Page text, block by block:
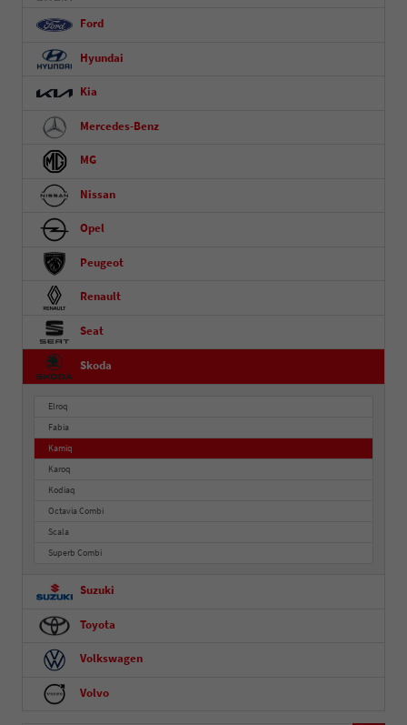
Ford
Hyundai
Kia
Mercedes-Benz
MG
Nissan
Opel
Peugeot
Renault
Seat
Skoda
Elroq
Fabia
Kamiq
Karoq
Kodiaq
Octavia Combi
Scala
Superb Combi
Suzuki
Toyota
Volkswagen
Volvo